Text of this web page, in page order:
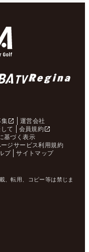
集
運営会社
て
会員規約
基づく表示
ージサービス利用規約
プ サイトマップ
、転用、コピー等は禁じま